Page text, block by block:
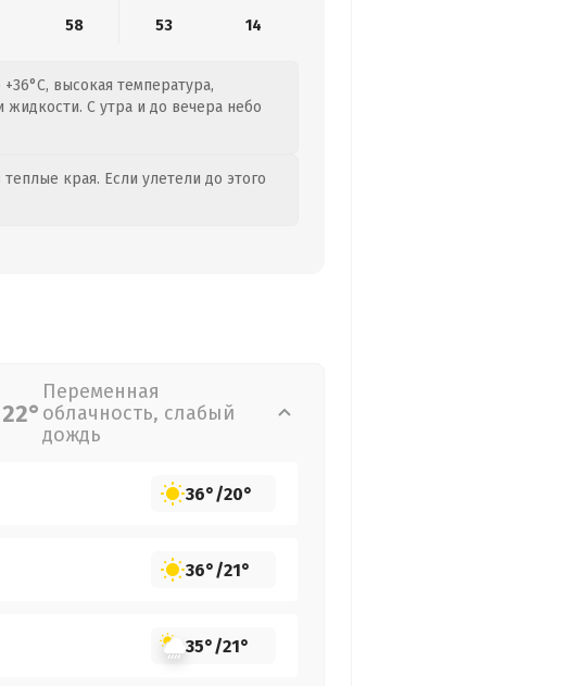
58 53 14
высокая температура,
жидкости. С утра и до вечера небо
края. Если улетели до этого
22°
Переменная
облачность, слабый
дождь
36°/20°
36°/21°
35°/21°